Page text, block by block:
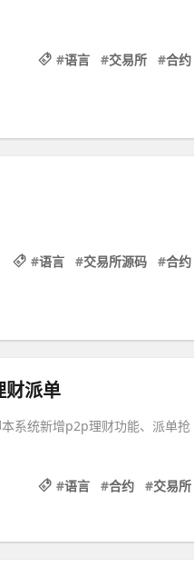
#语言 #交易所 #合约
#语言 #交易所源码 #合约
财派单
系统新增p2p理财功能、派单抢
#语言 #合约 #交易所